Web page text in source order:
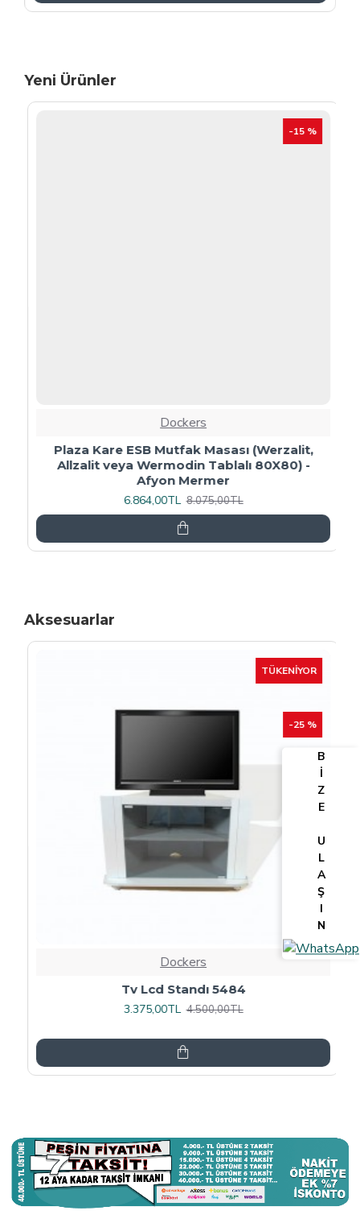
Yeni Ürünler
-15 %
Dockers
Plaza Kare ESB Mutfak Masası (Werzalit,
Allzalit veya Wermodin Tablalı 80X80) -
Afyon Mermer
6.864,00TL 8.075,00TL
Aksesuarlar
TÜKENIYOR
-25 %
Dockers
Tv Lcd Standı 5484
3.375,00TL 4.500,00TL
B
İ
Z
E
U
L
A
Ş
I
N